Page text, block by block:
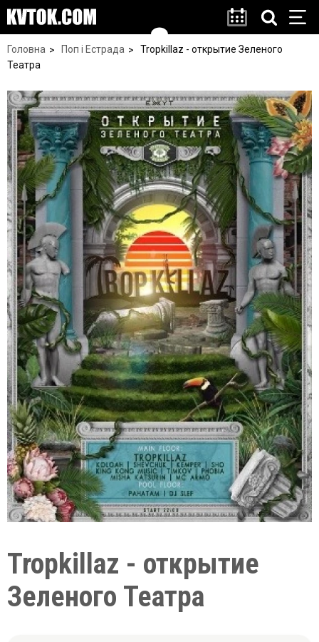
Головна Поп і Естрада
Tropkillaz - открытие Зеленого
Театра
Tropkillaz - открытие
Зеленого Театра